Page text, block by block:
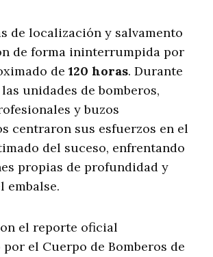
de localización y salvamento
de forma ininterrumpida por
de120 horas. Durante
unidades de bomberos,
y buzos
centraron sus esfuerzos en el
del suceso, enfrentando
propias de profundidad y
embalse.
el reporte oficial
el Cuerpo de Bomberos de